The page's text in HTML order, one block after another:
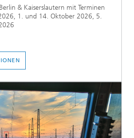
& Kaiserslautern mit Terminen
1. und 14. Oktober 2026, 5.